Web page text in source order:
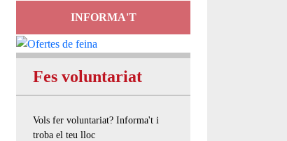
INFORMA'T
Fes voluntariat
Vols fer voluntariat? Informa't i
troba el teu lloc